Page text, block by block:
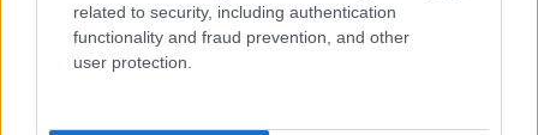
related to security, including authentication
functionality and fraud prevention, and other
user protection.
hétvégéjén derült fény a döntésre. Sőt, a portál
beszámolója szerint néhány hónap múlva Kuvata Tecuhiro,
a Honda Racing Corporation leginkább adminisztratív